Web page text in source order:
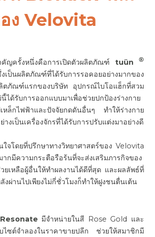
ง Velovita
คัญครั้งหนึ่งคือการเปิดตัวผลิตภัณฑ์ tuün ®
นผลิตภัณฑ์ที่ได้รับการรอคอยอย่างมากของ
ตภัณฑ์แรกของบริษัท อุปกรณ์ไบโอแฮ็กที่สวม
ได้รับการออกแบบมาเพื่อช่วยปกป้องร่างกาย
หล็กไฟฟ้าและปัจจัยกดดันอื่นๆ ทำให้ร่างกาย
งเป็นเครื่องจักรที่ได้รับการปรับแต่งมาอย่างดี
ใจโดยที่ปรึกษาทางวิทยาศาสตร์ของ Velovita
กมีความกระตือรือร้นที่จะส่งเสริมภารกิจของ
ยเหลือผู้อื่นให้ทำผลงานได้ดีที่สุด และผลลัพธ์ที่
งผ่านไปเพียงไม่กี่ชั่วโมงก็ทำให้ฝูงชนตื่นเต้น
Resonateมีจำหน่ายในสี Rose Gold และ
ซต์จำลองในราคาขายปลีก ช่วยให้สมาชิกมี